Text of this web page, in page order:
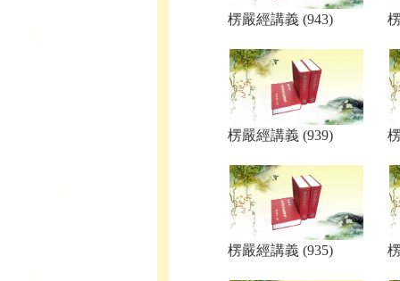
楞嚴經講義 (943)
楞嚴經講義 (939)
楞嚴經講義 (935)